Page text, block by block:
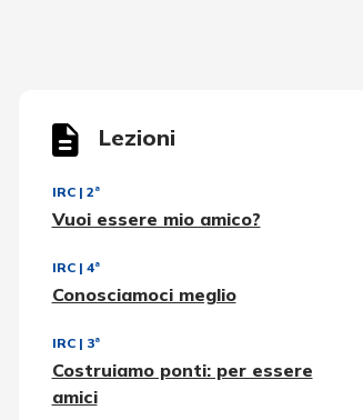
Lezioni
IRC| 2ª
Vuoi essere mio amico?
IRC| 4ª
Conosciamoci meglio
IRC| 3ª
Costruiamo ponti: per essere
amici